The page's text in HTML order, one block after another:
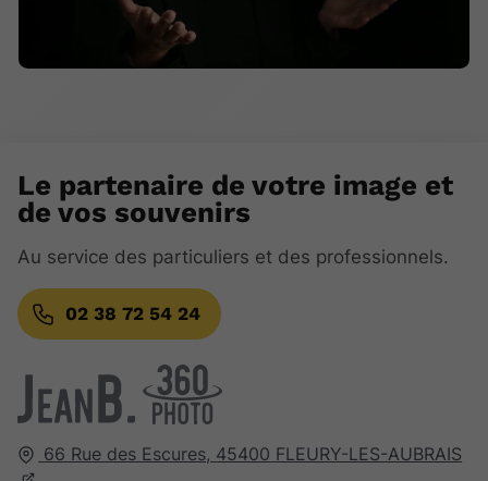
66 Rue des Escures, 45400 FLEURY-LES-AUBRAIS
Le partenaire de votre image et
de vos souvenirs
Au service des particuliers et des professionnels.
02 38 72 54 24